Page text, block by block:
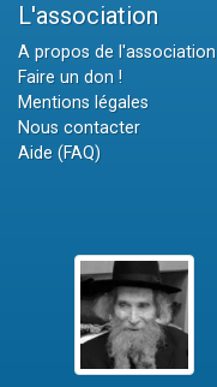
L'association
A propos de l'association
Faire un don !
Mentions légales
Nous contacter
Aide (FAQ)